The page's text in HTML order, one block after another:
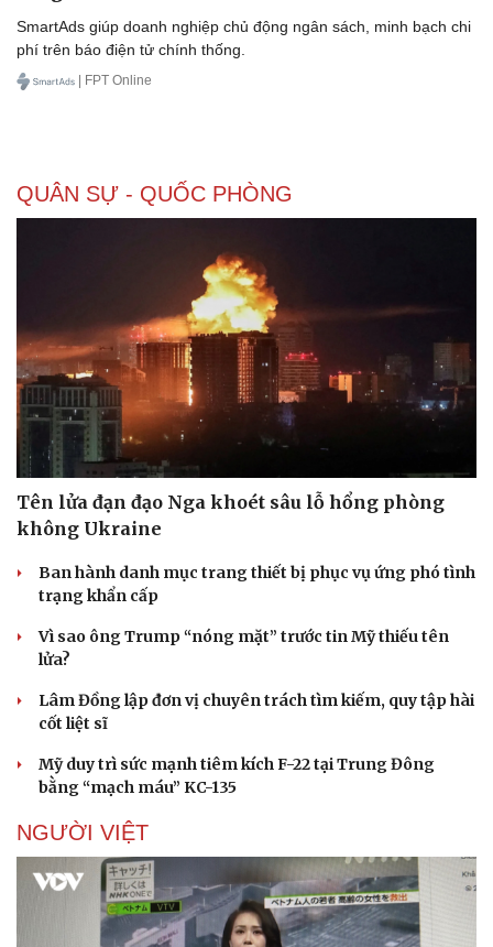
Doanh nhân
Vì cộng đồng
Chuyển đổi số
SmartAds giúp doanh nghiệp chủ động ngân sách, minh bạch chi
phí trên báo điện tử chính thống.
| FPT Online
QUÂN SỰ - QUỐC PHÒNG
Tên lửa đạn đạo Nga khoét sâu lỗ hổng phòng
không Ukraine
Ban hành danh mục trang thiết bị phục vụ ứng phó tình
trạng khẩn cấp
Vì sao ông Trump “nóng mặt” trước tin Mỹ thiếu tên
lửa?
Lâm Đồng lập đơn vị chuyên trách tìm kiếm, quy tập hài
cốt liệt sĩ
Mỹ duy trì sức mạnh tiêm kích F-22 tại Trung Đông
bằng “mạch máu” KC-135
NGƯỜI VIỆT